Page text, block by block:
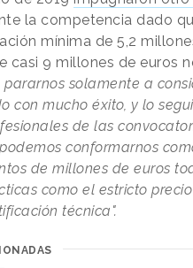
la competencia dado
mínima de 5,2
casi 9 millones de euros
pararnos solamente a
con mucho éxito, y lo
de las
conformarnos
de millones de euros
como el estricto
técnica".